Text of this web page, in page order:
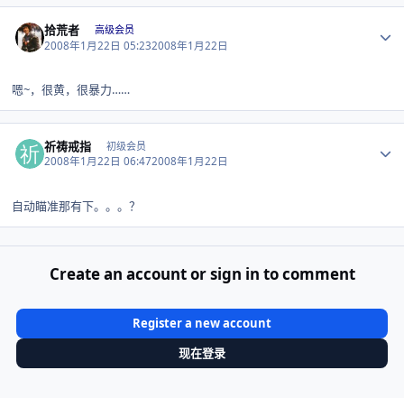
拾荒者 高级会员
2008年1月22日 05:232008年1月22日
嗯~，很黄，很暴力……
祈祷戒指 初级会员
2008年1月22日 06:472008年1月22日
自动瞄准那有下。。。？
Create an account or sign in to comment
Register a new account
现在登录